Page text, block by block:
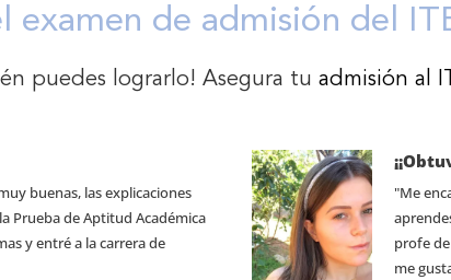
examen de admisión del
puedes lograrlo! Asegura tu admisión al
buenas, las explicaciones
Prueba de Aptitud Académica
y entré a la carrera de
"Me
profe
me